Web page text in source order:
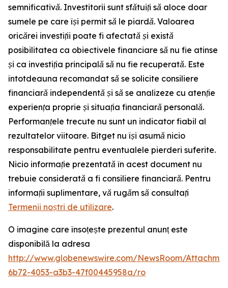
semnificativă. Investitorii sunt sfătuiți să aloce doar
sumele pe care își permit să le piardă. Valoarea
oricărei investiții poate fi afectată și există
posibilitatea ca obiectivele financiare să nu fie atinse
și ca investiția principală să nu fie recuperată. Este
întotdeauna recomandat să se solicite consiliere
financiară independentă și să se analizeze cu atenție
experiența proprie și situația financiară personală.
Performanțele trecute nu sunt un indicator fiabil al
rezultatelor viitoare. Bitget nu își asumă nicio
responsabilitate pentru eventualele pierderi suferite.
Nicio informație prezentată în acest document nu
trebuie considerată a fi consiliere financiară. Pentru
informații suplimentare, vă rugăm să consultați
Termenii noștri de utilizare.
O imagine care însoțește prezentul anunț este
disponibilă la adresa
http://www.globenewswire.com/NewsRoom/
6b72-4053-a3b3-47f00445958a/ro